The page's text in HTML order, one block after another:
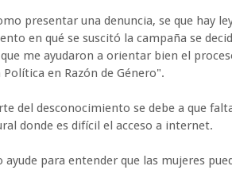
presentar una denuncia, se que hay
en qué se suscitó la campaña se
me ayudaron a orientar bien el
en Razón de Género".
del desconocimiento se debe a que
donde es difícil el acceso a internet.
ayude para entender que las mujeres